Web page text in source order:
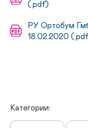
(.pdf)
РУ Ортобум
18.02.2020
Категории: